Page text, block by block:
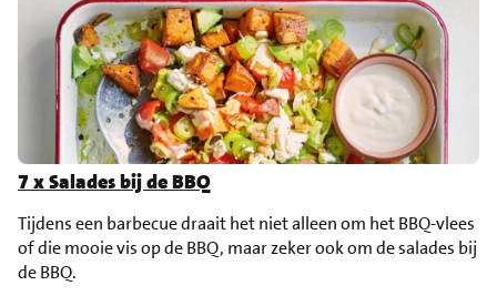
7 x Salades bij de BBQ
Tijdens een barbecue draait het niet alleen om het BBQ-vlees
of die mooie vis op de BBQ, maar zeker ook om de salades bij
de BBQ.